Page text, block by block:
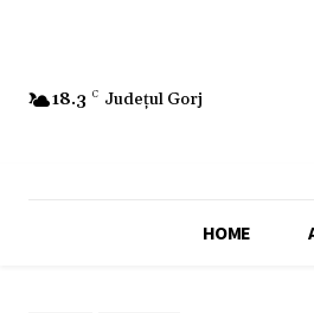
18.3 C Județul Gorj
HOME